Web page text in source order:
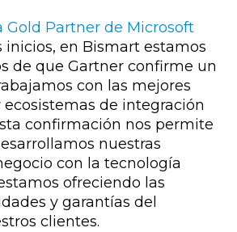
Gold Partner de Microsoft
inicios, en Bismart estamos
de que Gartner confirme un
con las mejores
de integración
confirmación nos permite
nuestras
con la tecnología
ofreciendo las
y garantías del
clientes.